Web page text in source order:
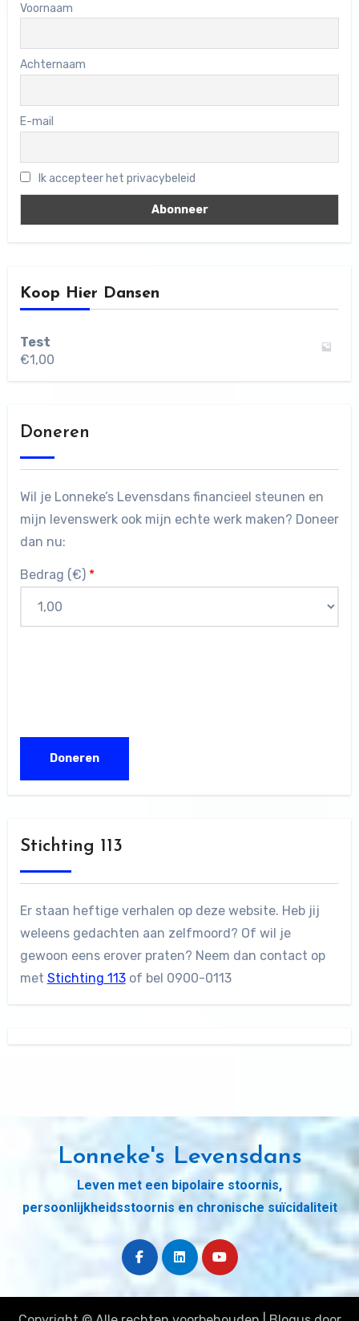
Voornaam
Achternaam
E-mail
Ik accepteer het privacybeleid
Koop Hier Dansen
Test
€1,00
Doneren
Wil je Lonneke’s Levensdans financieel steunen en
mijn levenswerk ook mijn echte werk maken? Doneer
dan nu:
Bedrag (€) *
Stichting 113
Er staan heftige verhalen op deze website. Heb jij
weleens gedachten aan zelfmoord? Of wil je
gewoon eens erover praten? Neem dan contact op
met Stichting 113of bel 0900-0113
Lonneke's Levensdans
Leven met een bipolaire stoornis,
persoonlijkheidsstoornis en chronische suïcidaliteit